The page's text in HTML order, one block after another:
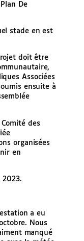
De
stade en est
doit être
Associées
ensuite à
des
organisées
en
2023.
a eu
Nous
manqué